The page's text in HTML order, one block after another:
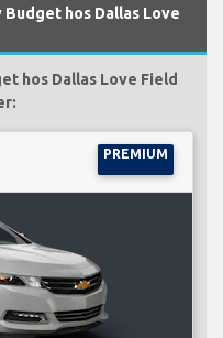
hos Dallas Love
hos Dallas Love Field
PREMIUM